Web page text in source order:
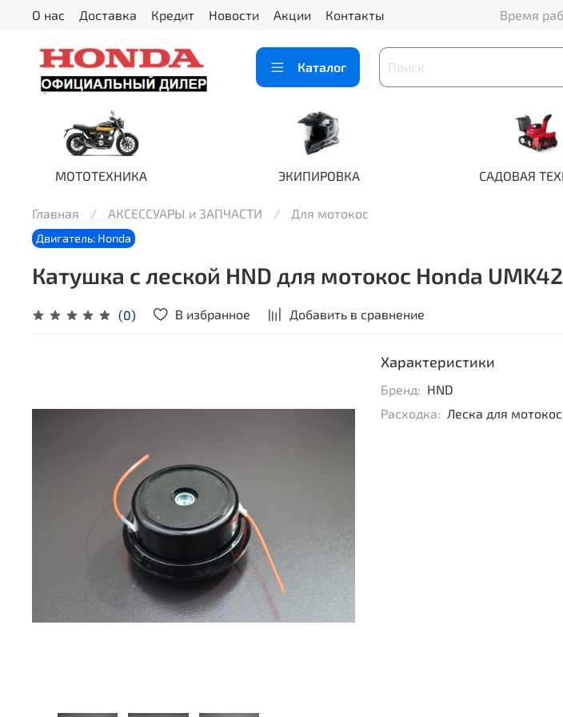
О нас Доставка Кредит Новости Акции Контакты Время
Каталог
МОТОТЕХНИКА ЭКИПИРОВКА САДОВАЯ
Главная
АКСЕССУАРЫ и ЗАПЧАСТИ Для мотокос
Двигатель: Honda
Катушка с леской HND для мотокос Honda
(0) В избранное Добавить в сравнение
Характеристики
Бренд: HND
Расходка: Леска для мотокос